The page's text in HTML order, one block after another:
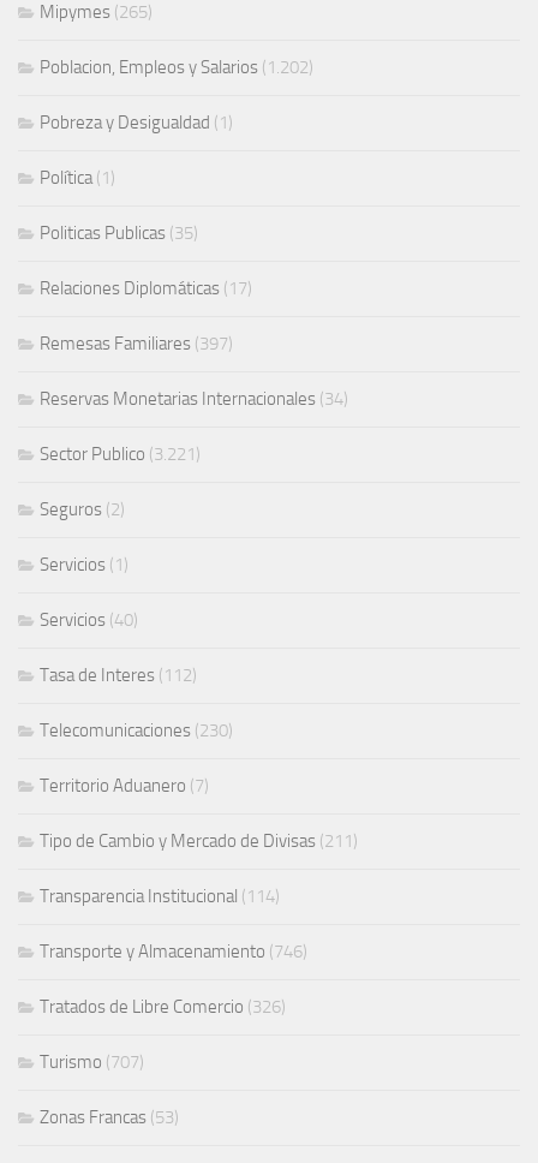
Mipymes (265)
Poblacion, Empleos y Salarios (1.202)
Pobreza y Desigualdad (1)
Política(1)
Politicas Publicas (35)
Relaciones Diplomáticas (17)
Remesas Familiares (397)
Reservas Monetarias Internacionales (34)
Sector Publico (3.221)
Seguros (2)
Servicios (1)
Servicios (40)
Tasa de Interes (112)
Telecomunicaciones (230)
Territorio Aduanero (7)
Tipo de Cambio y Mercado de Divisas (211)
Transparencia Institucional (114)
Transporte y Almacenamiento (746)
Tratados de Libre Comercio (326)
Turismo (707)
Zonas Francas (53)